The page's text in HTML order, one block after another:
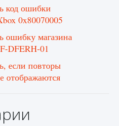
код ошибки
0x80070005
ошибку магазина
DFERH-01
если повторы
отображаются